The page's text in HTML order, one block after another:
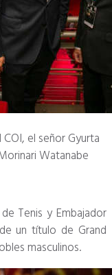
el señor Gyurta
Watanabe
Tenis y Embajador
un título de Grand
masculinos.